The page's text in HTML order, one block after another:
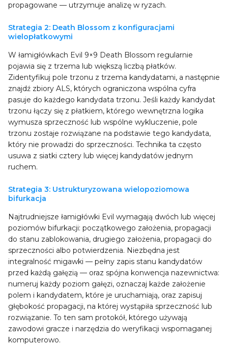
propagowane — utrzymuje analizę w ryzach.
Strategia 2: Death Blossom z konfiguracjami
wielopłatkowymi
W łamigłówkach Evil 9×9 Death Blossom regularnie
pojawia się z trzema lub większą liczbą płatków.
Zidentyfikuj pole trzonu z trzema kandydatami, a następnie
znajdź zbiory ALS, których ograniczona wspólna cyfra
pasuje do każdego kandydata trzonu. Jeśli każdy kandydat
trzonu łączy się z płatkiem, którego wewnętrzna logika
wymusza sprzeczność lub wspólne wykluczenie, pole
trzonu zostaje rozwiązane na podstawie tego kandydata,
który nie prowadzi do sprzeczności. Technika ta często
usuwa z siatki cztery lub więcej kandydatów jednym
ruchem.
Strategia 3: Ustrukturyzowana wielopoziomowa
bifurkacja
Najtrudniejsze łamigłówki Evil wymagają dwóch lub więcej
poziomów bifurkacji: początkowego założenia, propagacji
do stanu zablokowania, drugiego założenia, propagacji do
sprzeczności albo potwierdzenia. Niezbędna jest
integralność migawki — pełny zapis stanu kandydatów
przed każdą gałęzią — oraz spójna konwencja nazewnictwa:
numeruj każdy poziom gałęzi, oznaczaj każde założenie
polem i kandydatem, które je uruchamiają, oraz zapisuj
głębokość propagacji, na której wystąpiła sprzeczność lub
rozwiązanie. To ten sam protokół, którego używają
zawodowi gracze i narzędzia do weryfikacji wspomaganej
komputerowo.